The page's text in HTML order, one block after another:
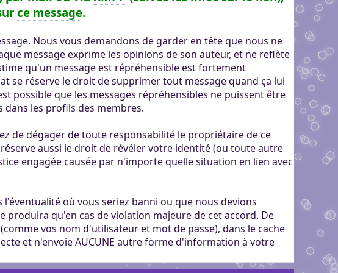
ce message.
Nous vous demandons de garder en tête que nous ne
message exprime les opinions de son auteur, et ne reflète
qu'un message est répréhensible est fortement
se réserve le droit de supprimer tout message quand ça lui
possible que les messages répréhensibles ne puissent être
les profils des membres.
de dégager de toute responsabilité le propriétaire de ce
aussi le droit de révéler votre identité (ou toute autre
engagée causée par n'importe quelle situation en lien avec
où vous seriez banni ou que nous devions
produira qu'en cas de violation majeure de cet accord. De
vos nom d'utilisateur et mot de passe), dans le cache
et n'envoie AUCUNE autre forme d'information à votre